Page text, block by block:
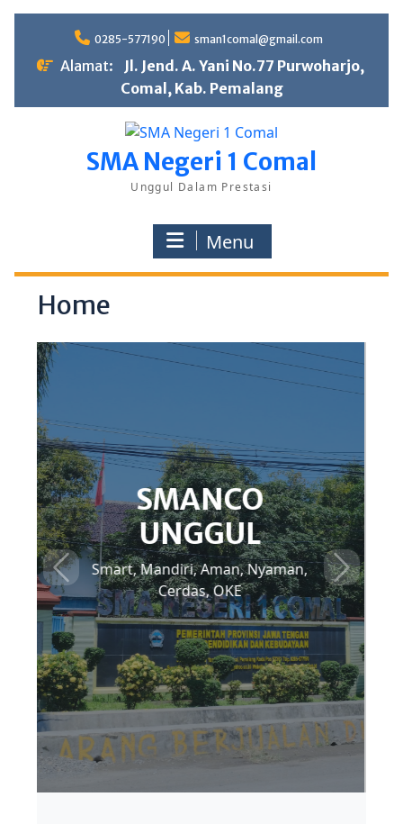
n
0285-577190 sman1comal@gmail.com
Alamat:
Jl. Jend. A. Yani No.77 Purwoharjo,
Comal, Kab. Pemalang
SMA Negeri 1 Comal
Unggul Dalam Prestasi
Menu
Home